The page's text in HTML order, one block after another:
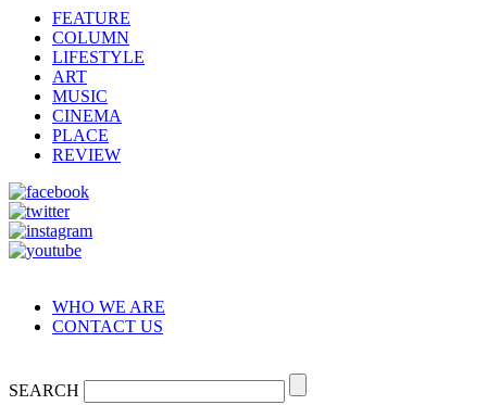
FEATURE
COLUMN
LIFESTYLE
ART
MUSIC
CINEMA
PLACE
REVIEW
WHO WE ARE
CONTACT US
SEARCH